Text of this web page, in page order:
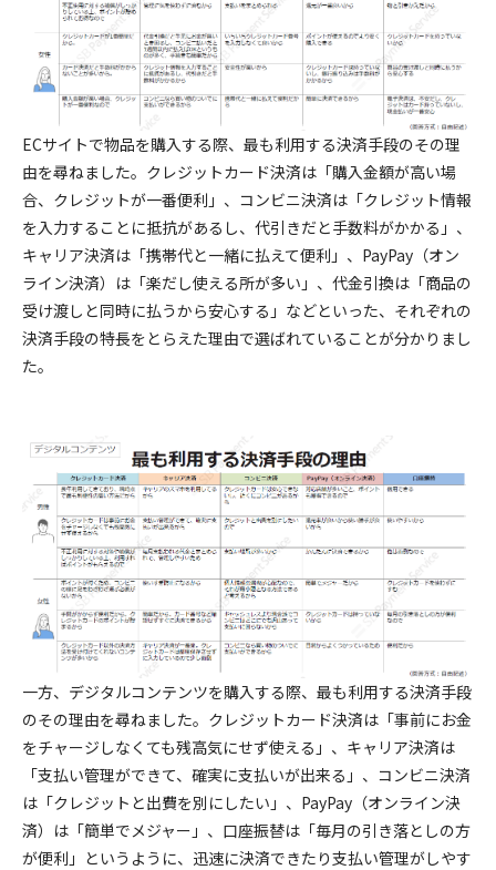
ECサイトで物品を購入する際、最も利用する決済手段のその理
由を尋ねました。クレジットカード決済は「購入金額が高い場
合、クレジットが一番便利」、コンビニ決済は「クレジット情報
を入力することに抵抗があるし、代引きだと手数料がかかる」、
キャリア決済は「携帯代と一緒に払えて便利」、PayPay（オン
ライン決済）は「楽だし使える所が多い」、代金引換は「商品の
受け渡しと同時に払うから安心する」などといった、それぞれの
決済手段の特長をとらえた理由で選ばれていることが分かりまし
た。
一方、デジタルコンテンツを購入する際、最も利用する決済手段
のその理由を尋ねました。クレジットカード決済は「事前にお金
をチャージしなくても残高気にせず使える」、キャリア決済は
「支払い管理ができて、確実に支払いが出来る」、コンビニ決済
は「クレジットと出費を別にしたい」、PayPay（オンライン決
済）は「簡単でメジャー」、口座振替は「毎月の引き落としの方
が便利」というように、迅速に決済できたり支払い管理がしやす